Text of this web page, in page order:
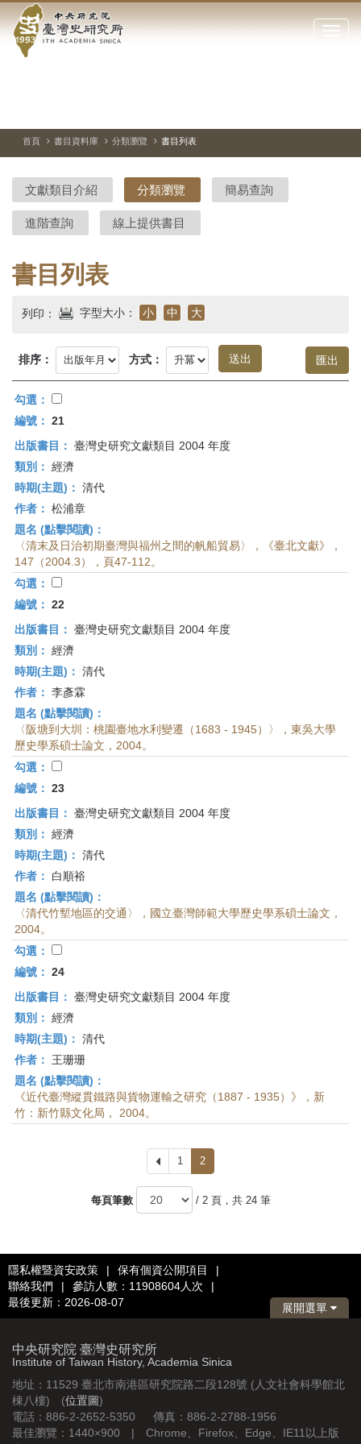
到中
央
院-
臺
灣
史
研
究
首
頁
點
閉
站
停、
圖
圖
結
首頁 書目資料庫 分類瀏覽 書目列表
文獻類目介紹 分類瀏覽 簡易查詢
進階查詢 線上提供書目
書目列表
列印： 字型大小： 小 中 大
排序： 方式：
勾選：
編號： 21
出版書目： 臺灣史研究文獻類目 2004 年度
類別： 經濟
時期(主題)： 清代
作者： 松浦章
題名 (點擊閱讀)：
〈清末及日治初期臺灣與福州之間的帆船貿易〉，《臺北文獻》，
147（2004.3），頁47-112。
勾選：
編號： 22
出版書目： 臺灣史研究文獻類目 2004 年度
類別： 經濟
時期(主題)： 清代
作者： 李彥霖
題名 (點擊閱讀)：
〈阪塘到大圳：桃園臺地水利變遷（1683 - 1945）〉，東吳大學
歷史學系碩士論文，2004。
勾選：
編號： 23
出版書目： 臺灣史研究文獻類目 2004 年度
類別： 經濟
時期(主題)： 清代
作者：
白順裕
題名 (點擊閱讀)：
〈清代竹塹地區的交通〉，國立臺灣師範大學歷史學系碩士論文，
2004。
勾選：
編號： 24
出版書目： 臺灣史研究文獻類目 2004 年度
類別： 經濟
時期(主題)： 清代
作者：
王珊珊
題名 (點擊閱讀)：
《近代臺灣縱貫鐵路與貨物運輸之研究（1887 - 1935）》，新
竹：新竹縣文化局， 2004。
上
一
頁
1 2
每頁筆數 / 2 頁，共 24 筆
隱私權暨資安政策 | 保有個資公開項目
|
聯絡我們
| 參訪人數：11908604人次
|
最後更新：2026-08-07
展開選單
中央研究院 臺灣史研究所
Institute of Taiwan History, Academia Sinica
地址：11529 臺北市南港區研究院路二段128號 (人文社會科學館北
棟八樓) (位置圖)
電話：886-2-2652-5350 傳真：886-2-2788-1956
最佳瀏覽：1440×900 | Chrome、Firefox、Edge、IE11以上版